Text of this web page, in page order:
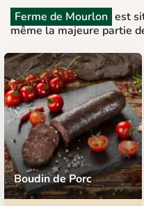
Ferme de Mourlon est
même la majeure partie
Boudin de Porc